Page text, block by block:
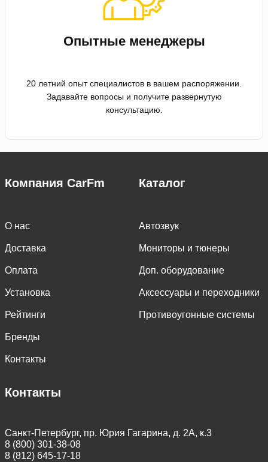
Опытные менеджеры
20 летний опыт специалистов в вашем распоряжении.
Задавайте вопросы и получите развернутую
консультацию.
Компания CarFm
О нас
Доставка
Оплата
Установка
Рейтинги
Бренды
Контакты
Каталог
Автозвук
Мониторы и тюнеры
Доп. оборудование
Аксессуары и переходники
Противоугонные системы
Контакты
Санкт-Петербург, пр. Юрия Гагарина, д. 2А, к.3
8 (800) 301-38-08
8 (812) 645-17-18